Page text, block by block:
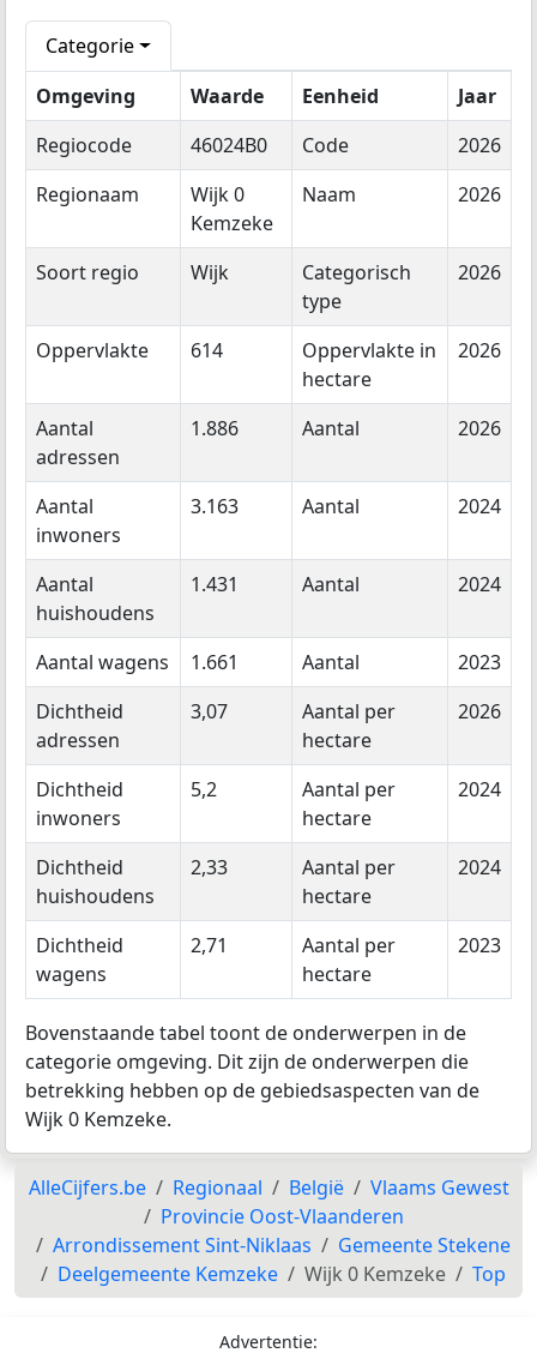
Categorie
Omgeving
Waarde Eenheid
Jaar
Regiocode
46024B0 Code
2026
Regionaam
Wijk 0
Kemzeke
Naam 2026
Soort regio Wijk
Categorisch
type
2026
Oppervlakte 614
Oppervlakte in
hectare
2026
Aantal
adressen
1.886 Aantal 2026
Aantal
inwoners
3.163 Aantal 2024
Aantal
huishoudens
1.431 Aantal 2024
Aantal wagens 1.661 Aantal
2023
Dichtheid
adressen
3,07
Aantal per
hectare
2026
Dichtheid
inwoners
5,2
Aantal per
hectare
2024
Dichtheid
huishoudens
2,33
Aantal per
hectare
2024
Dichtheid
wagens
2,71
Aantal per
hectare
2023
Bovenstaande tabel toont de onderwerpen in de
categorie omgeving. Dit zijn de onderwerpen die
betrekking hebben op de gebiedsaspecten van de
Wijk 0 Kemzeke.
AlleCijfers.be Regionaal België
Vlaams Gewest
Provincie Oost-Vlaanderen
Arrondissement Sint-Niklaas
Gemeente Stekene
Deelgemeente Kemzeke
Wijk 0 Kemzeke Top
Advertentie: